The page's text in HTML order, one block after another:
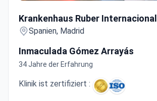
Krankenhaus Ruber Internacional
Spanien, Madrid
Inmaculada Gómez Arrayás
34 Jahre der Erfahrung
Klinik ist zertifiziert :